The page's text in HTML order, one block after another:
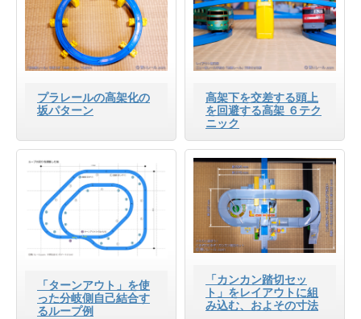
プラレールの高架化の
坂パターン
高架下を交差する頭上
を回避する高架 ６テク
ニック
「ターンアウト」を使
った分岐側自己結合す
るループ例
「カンカン踏切セッ
ト」をレイアウトに組
み込む、およその寸法